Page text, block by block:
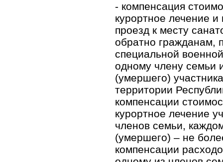
- компенсация
курортное лечение
проезд к месту
обратно гражданам,
специальной
одному члену семьи
(умершего)
территории
компенсации
курортное лечение
членов семьи,
(умершего) – не
компенсации